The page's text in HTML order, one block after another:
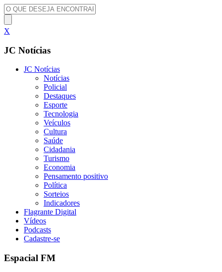
X
JC Notícias
JC Notícias
Notícias
Policial
Destaques
Esporte
Tecnologia
Veículos
Cultura
Saúde
Cidadania
Turismo
Economia
Pensamento positivo
Política
Sorteios
Indicadores
Flagrante Digital
Vídeos
Podcasts
Cadastre-se
Espacial FM